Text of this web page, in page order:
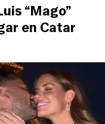
“Mago”
en Catar